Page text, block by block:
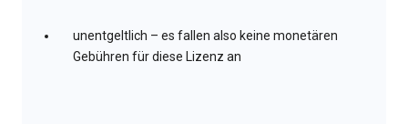
unentgeltlich – es fallen also keine monetären
Gebühren für diese Lizenz an